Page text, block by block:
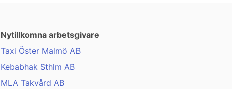
Nytillkomna arbetsgivare
Taxi Öster Malmö AB
Kebabhak Sthlm AB
MLA Takvård AB